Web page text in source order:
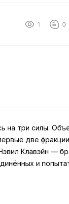
1 0
на три силы:
две
Клавэйн —
и